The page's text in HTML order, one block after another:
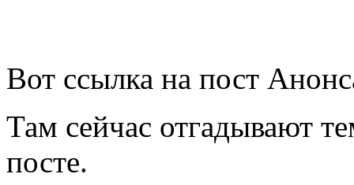
Вот ссылка на пост
Там сейчас отгадывают
посте.